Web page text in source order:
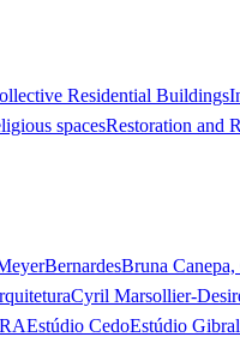
Residential Buildings
spacesRestoration and
BernardesBruna
Cyril Marsollier-Desir
Estúdio CedoEstúdio